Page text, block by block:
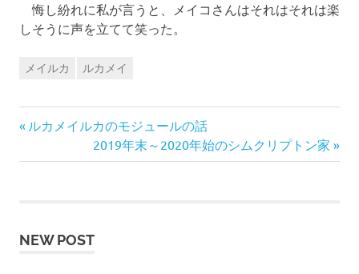
悔し紛れに私が言うと、メイコさんはそれはそれは楽
しそうに声を立てて笑った。
メイルカ ルカメイ
投
稿
ビ
前
記
ルカメイルカのモジュールの話
次
の
2019年末～2020年始のシムクリプトン家
NEW POST